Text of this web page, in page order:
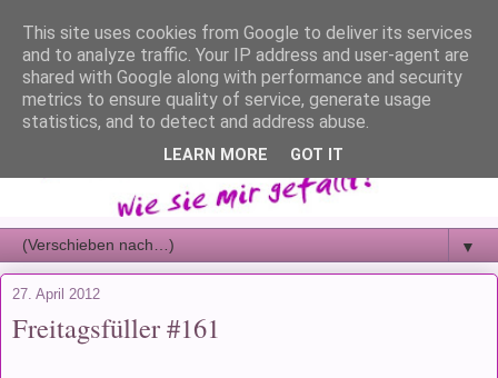
▼
27. April 2012
Freitagsfüller #161
This site uses cookies from Google to deliver its services
and to analyze traffic. Your IP address and user-agent are
shared with Google along with performance and security
metrics to ensure quality of service, generate usage
statistics, and to detect and address abuse.
LEARN MORE GOT IT